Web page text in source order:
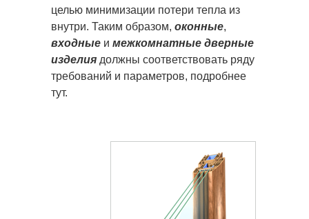
целью минимизации потери тепла из
внутри. Таким образом, оконные,
входные и межкомнатные дверные
изделия должны соответствовать ряду
требований и параметров, подробнее
тут.